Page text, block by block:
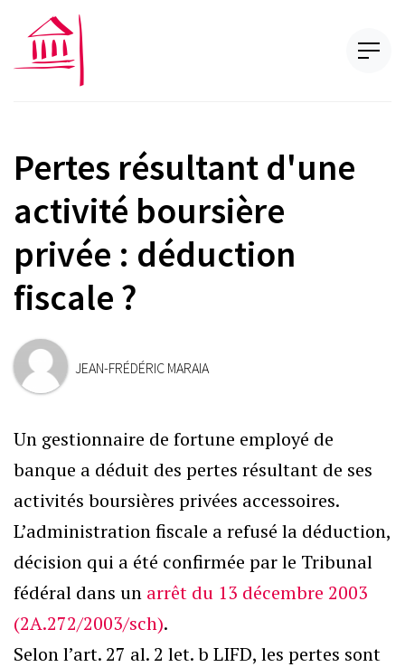
Pertes résultant d'une
activité boursière
privée : déduction
fiscale ?
JEAN-FRÉDÉRIC MARAIA
Un gestionnaire de fortune employé de
banque a déduit des pertes résultant de ses
activités boursières privées accessoires.
L’administration fiscale a refusé la déduction,
décision qui a été confirmée par le Tribunal
fédéral dans un arrêt du 13 décembre 2003
(2A.272/2003/sch).
Selon l’art. 27 al. 2 let. b LIFD, les pertes sont